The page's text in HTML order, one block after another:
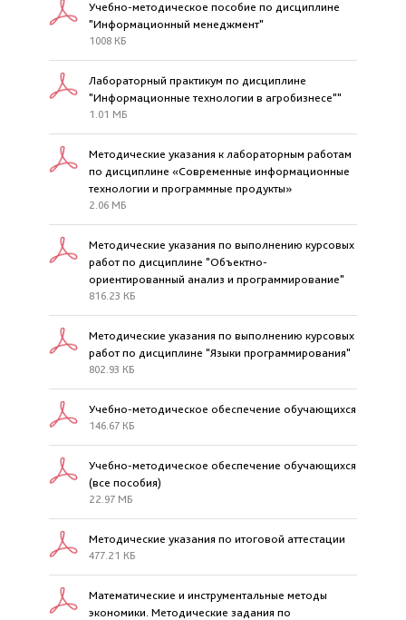
Учебно-методическое пособие по дисциплине
"Информационный менеджмент"
1008 КБ
Лабораторный практикум по дисциплине
"Информационные технологии в агробизнесе""
1.01 МБ
Методические указания к лабораторным работам
по дисциплине «Современные информационные
технологии и программные продукты»
2.06 МБ
Методические указания по выполнению курсовых
работ по дисциплине "Объектно-
ориентированный анализ и программирование"
816.23 КБ
Методические указания по выполнению курсовых
работ по дисциплине "Языки программирования"
802.93 КБ
Учебно-методическое обеспечение обучающихся
146.67 КБ
Учебно-методическое обеспечение обучающихся
(все пособия)
22.97 МБ
Методические указания по итоговой аттестации
477.21 КБ
Математические и инструментальные методы
экономики. Методические задания по